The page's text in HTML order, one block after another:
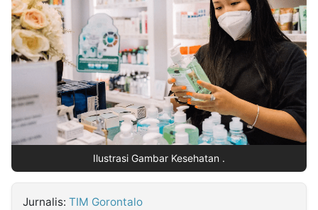
Insight
NTB
Suara
Time
Lens
IDN
Daily
Jogja
Jalan
Rakyat
Idealita
News
Kita
Notice
Dinamikapost.com
Radar
Baru
Seedbacklink
Kabarbaru
Ilustrasi Gambar Kesehatan .
Jurnalis: TIM Gorontalo